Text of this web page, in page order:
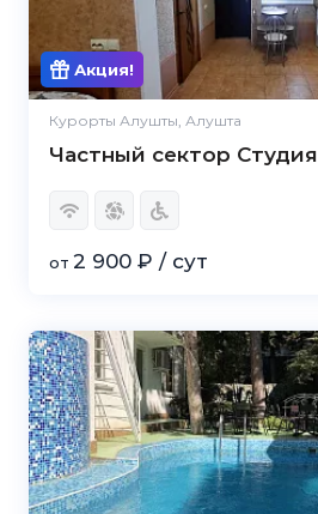
Акция!
Курорты Алушты, Алушта
Частный сектор Студия
от 2 900 ₽ / сут